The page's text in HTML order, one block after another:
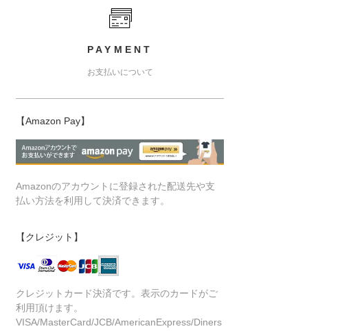
PAYMENT
お支払いについて
【Amazon Pay】
Amazonのアカウントに登録された配送先や支
払い方法を利用して決済できます。
【クレジット】
クレジットカード決済です。表示のカードがご
利用頂けます。
VISA/MasterCard/JCB/AmericanExpress/Diners